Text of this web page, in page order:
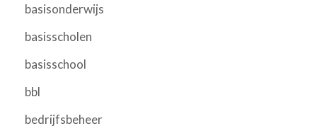
basisonderwijs
basisscholen
basisschool
bbl
bedrijfsbeheer